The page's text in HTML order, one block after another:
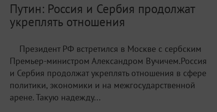
Путин: Россия и Сербия продолжат
укреплять отношения
Президент РФ встретился в Москве с сербским
Премьер-министром Александром Вучичем.Россия
и Сербия продолжат укреплять отношения в сфере
политики, экономики и на межгосударственной
арене. Такую надежду...